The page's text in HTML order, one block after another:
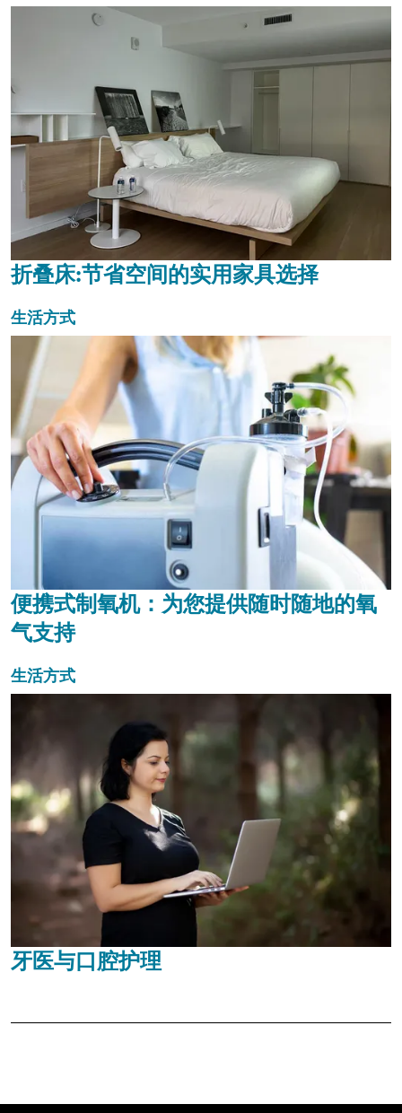
折叠床:节省空间的实用家具选择
生活方式
便携式制氧机：为您提供随时随地的氧
气支持
生活方式
牙医与口腔护理